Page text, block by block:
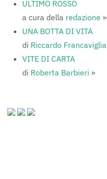
ULTIMO ROSSO
a cura della redazione »
UNA BOTTA DI VITA
di Riccardo Francaviglia
VITE DI CARTA
di Roberta Barbieri »